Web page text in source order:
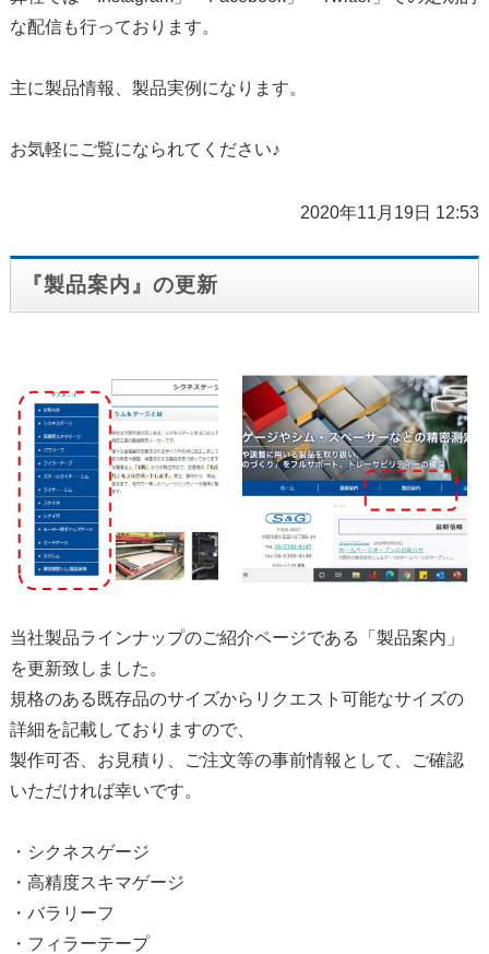
な配信も行っております。
主に製品情報、製品実例になります。
お気軽にご覧になられてください♪
2020年11月19日 12:53
『製品案内』の更新
当社製品ラインナップのご紹介ページである「製品案内」
を更新致しました。
規格のある既存品のサイズからリクエスト可能なサイズの
詳細を記載しておりますので、
製作可否、お見積り、ご注文等の事前情報として、ご確認
いただければ幸いです。
・シクネスゲージ
・高精度スキマゲージ
・バラリーフ
・フィラーテープ